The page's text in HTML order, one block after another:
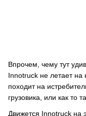
Впрочем, чему тут
Innotruck не летает
походит на
грузовика, или как то
Движется Innotruck на